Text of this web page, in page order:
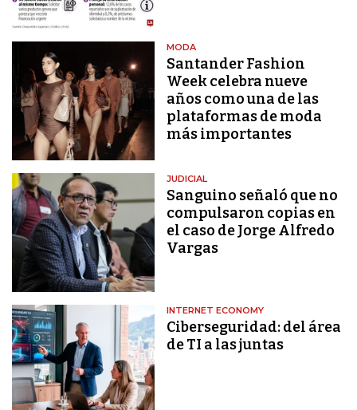
MODA
Santander Fashion
Week celebra nueve
años como una de las
plataformas de moda
más importantes
JUDICIAL
Sanguino señaló que no
compulsaron copias en
el caso de Jorge Alfredo
Vargas
INTERNET ECONOMY
Ciberseguridad: del área
de TI a las juntas